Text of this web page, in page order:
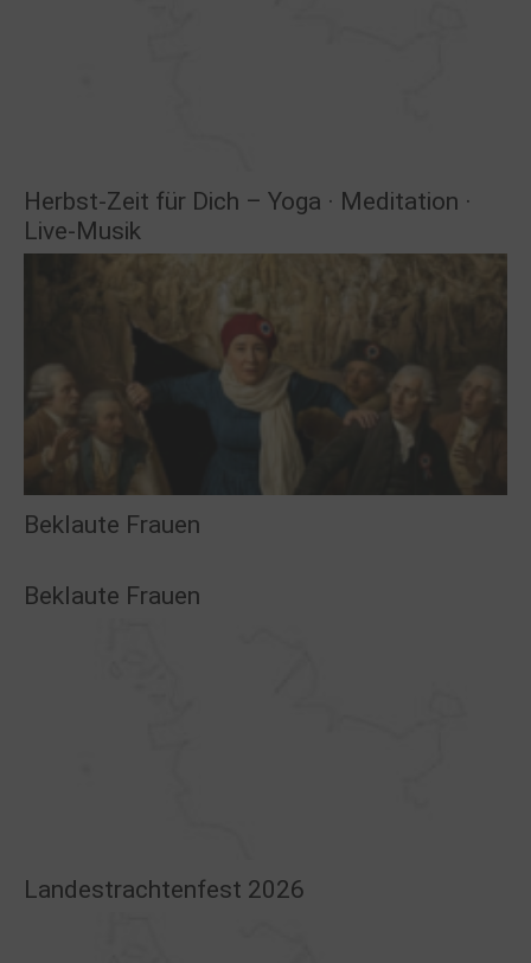
Herbst-Zeit für Dich – Yoga · Meditation ·
Live-Musik
Beklaute Frauen
Beklaute Frauen
Landestrachtenfest 2026